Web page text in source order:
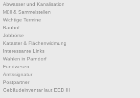
Abwasser und Kanalisation
Müll & Sammelstellen
Wichtige Termine
Bauhof
Jobbörse
Kataster & Flächenwidmung
Interessante Links
Wahlen in Parndorf
Fundwesen
Amtssignatur
Postpartner
Gebäudeinventar laut EED III